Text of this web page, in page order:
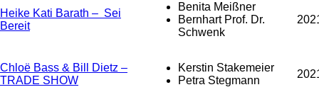
Heike Kati Barath – Sei
Bereit
Benita Meißner
Bernhart Prof. Dr.
Schwenk
Chloë Bass & Bill Dietz –
TRADE SHOW
Kerstin Stakemeier
Petra Stegmann